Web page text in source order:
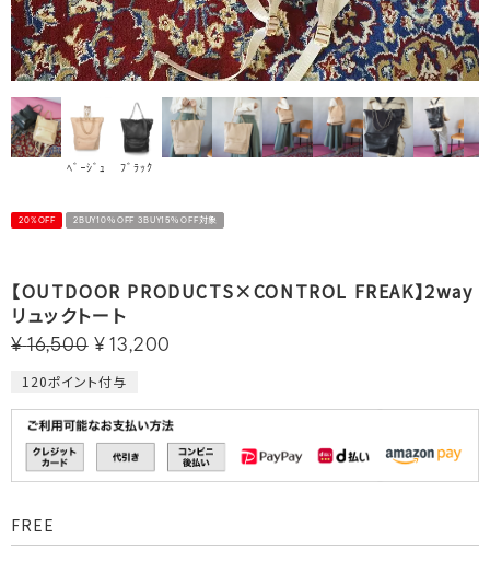
ﾍﾞｰｼﾞｭ ﾌﾞﾗｯｸ
20%OFF 2BUY10％OFF 3BUY15％OFF対象
【OUTDOOR PRODUCTS×CONTROL FREAK】2way
リュックトート
¥ 16,500 ¥ 13,200
120ポイント付与
FREE